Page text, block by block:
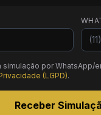
por WhatsApp/
(LGPD).
Receber